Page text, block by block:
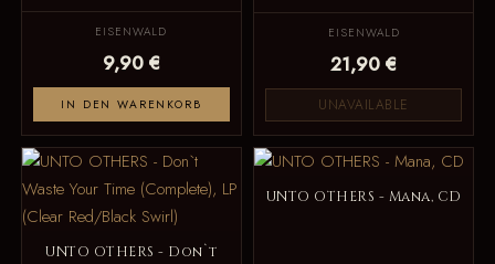
EISENWALD
9,90 €
IN DEN WARENKORB
EISENWALD
21,90 €
UNAVAILABLE
UNTO OTHERS - Don`t
UNTO OTHERS - Mana, CD